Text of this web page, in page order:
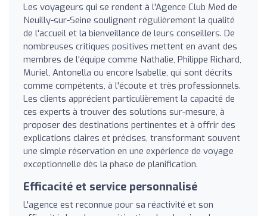
Les voyageurs qui se rendent à l'Agence Club Med de
Neuilly-sur-Seine soulignent régulièrement la qualité
de l'accueil et la bienveillance de leurs conseillers. De
nombreuses critiques positives mettent en avant des
membres de l'équipe comme Nathalie, Philippe Richard,
Muriel, Antonella ou encore Isabelle, qui sont décrits
comme compétents, à l'écoute et très professionnels.
Les clients apprécient particulièrement la capacité de
ces experts à trouver des solutions sur-mesure, à
proposer des destinations pertinentes et à offrir des
explications claires et précises, transformant souvent
une simple réservation en une expérience de voyage
exceptionnelle dès la phase de planification.
Efficacité et service personnalisé
L'agence est reconnue pour sa réactivité et son